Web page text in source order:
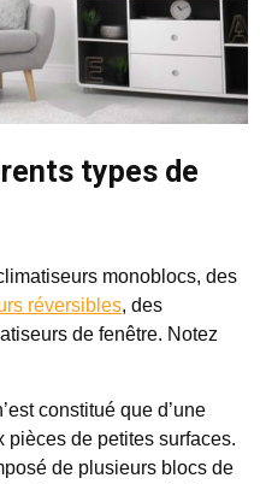
types de
monoblocs, des
réversibles, des
de fenêtre. Notez
constitué que d’une
de petites surfaces.
de plusieurs blocs de